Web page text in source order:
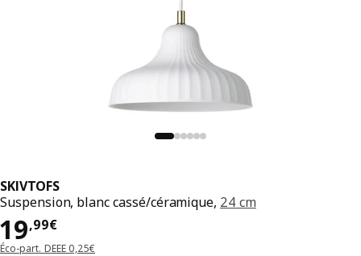
SKIVTOFS
Suspension, blanc cassé/céramique, 24 cm
19,99€
Prix 19,99€
Éco-part. DEEE 0,25€